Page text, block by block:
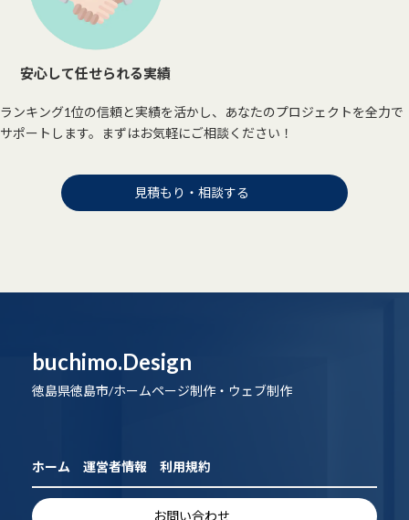
安心して任せられる実績
ランキング1位の信頼と実績を活かし、あなたのプロジェクトを全力で
サポートします。まずはお気軽にご相談ください！
見積もり・相談する
buchimo.Design
徳島県徳島市/ホームページ制作・ウェブ制作
ホーム 運営者情報 利用規約
お問い合わせ